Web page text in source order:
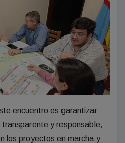
encuentro es garantizar
y responsable,
los proyectos en marcha y